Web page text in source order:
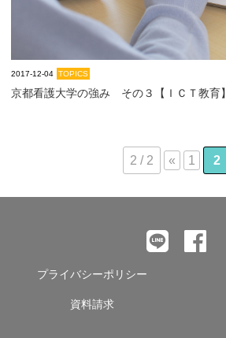
2017-12-04 TOPICS
京都看護大学の強み その３【ＩＣＴ教育】
2 / 2 « 1 2
プライバシーポリシー
資料請求